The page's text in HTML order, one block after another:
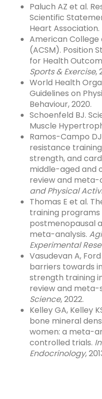
Paluch AZ et al.
Scientific
Heart Association.
American College
(ACSM). Position
for Health
Sports & Exercise,
World Health
Guidelines on
Behaviour, 2020.
Schoenfeld BJ.
Muscle
Ramos-Campo
resistance
strength, and
middle-aged and
review and meta-
and Physical
Thomas E et al.
training programs
postmenopausal
meta-analysis.
Experimental
Vasudevan A,
barriers towards
strength training
review and meta-
Science, 2022.
Kelley GA, Kelley
bone mineral
women: a meta-
controlled trials.
Endocrinology,